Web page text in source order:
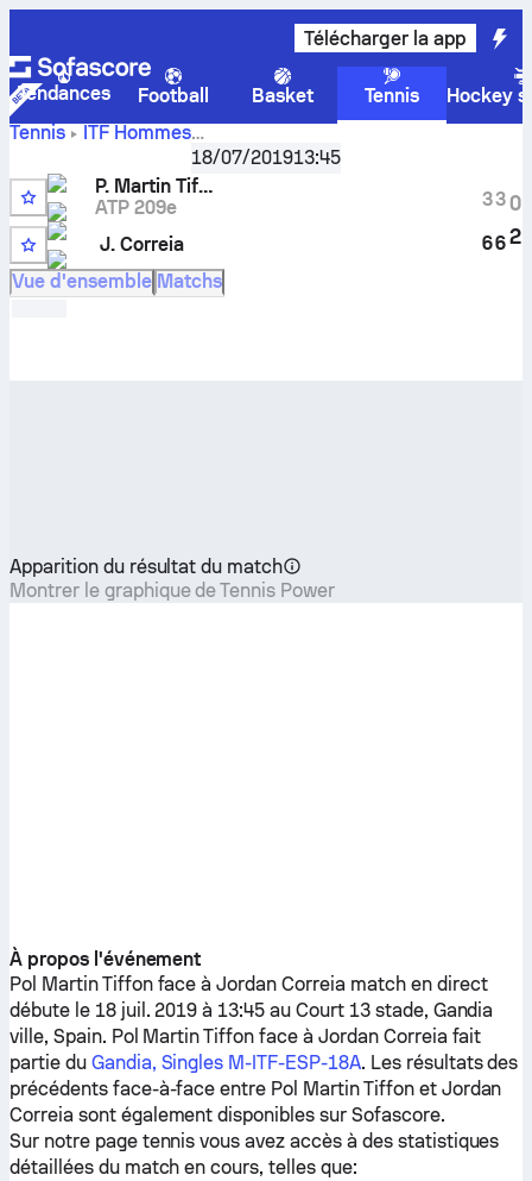
Télécharger la app
Tendances Football Basket Tennis
Hockey
Tennis
ITF Hommes
Gandia, Singles M-ITF-ESP-18A ,Huitièmes de finale
Score en direct Pol Martin Tiffon
résultats des face à face
18/07/201913:45
P. Martin Tiffon
ATP 209e
6
J. Correia
3
6
3
6
0
2
Vue d'ensemble Matchs
Apparition du résultat du match
Montrer le graphique de Tennis Power
À propos l'événement
Pol Martin Tiffonface àJordan Correia match en direct
débute le 18 juil. 2019 à 13:45 au Court 13 stade, Gandia
ville, Spain. Pol Martin Tiffon face à Jordan Correia fait
partie du Gandia, Singles M-ITF-ESP-18A. Les résultats des
précédents face-à-face entre Pol Martin Tiffonet Jordan
Correia sont également disponibles sur Sofascore.
Sur notre page tennis vous avez accès à des statistiques
détaillées du match en cours, telles que: